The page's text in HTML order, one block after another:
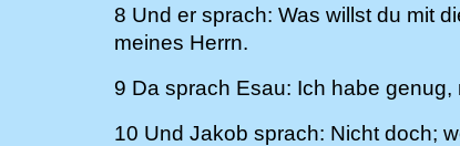
8 Und er sprach: Was willst du mit
meines Herrn.
9 Da sprach Esau: Ich habe
10 Und Jakob sprach: Nicht doch;